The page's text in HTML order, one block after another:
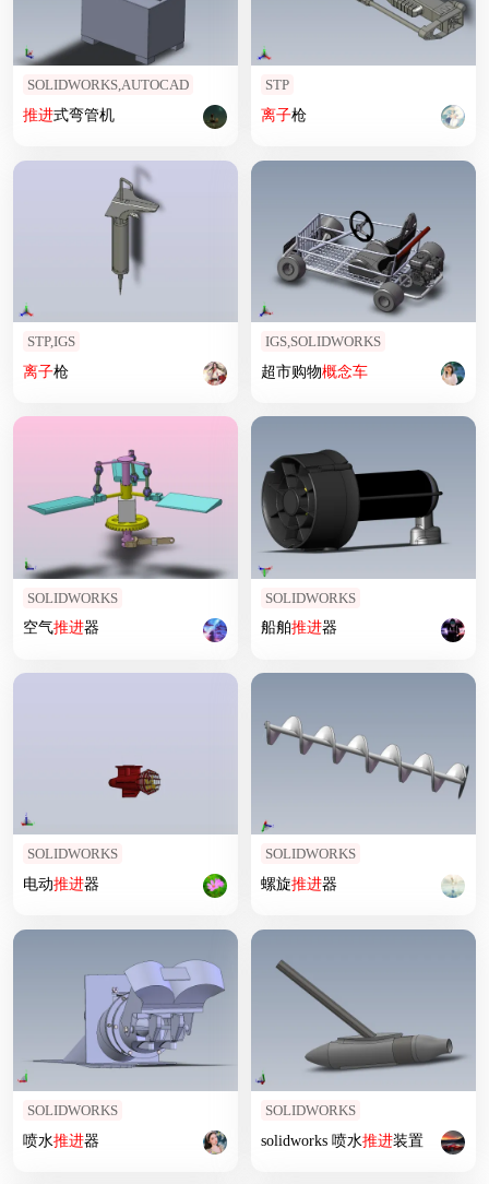
SOLIDWORKS,AUTOCAD
推进式弯管机
STP
离子枪
STP,IGS
离子枪
IGS,SOLIDWORKS
超市购物概念车
SOLIDWORKS
空气推进器
SOLIDWORKS
船舶推进器
SOLIDWORKS
电动推进器
SOLIDWORKS
螺旋推进器
SOLIDWORKS
喷水推进器
SOLIDWORKS
solidworks 喷水推进装置